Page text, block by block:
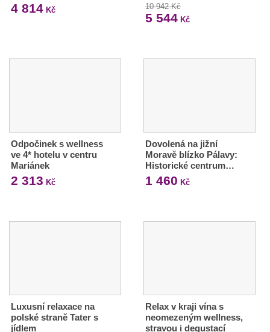
4 814 Kč 10 942 Kč
5 544Kč
Odpočinek s wellness
ve 4* hotelu v centru
Mariánek
2 313 Kč
Dovolená na jižní
Moravě blízko Pálavy:
Historické centrum…
1 460 Kč
Luxusní relaxace na
polské straně Tater s
jídlem
Relax v kraji vína s
neomezeným wellness,
stravou i degustací